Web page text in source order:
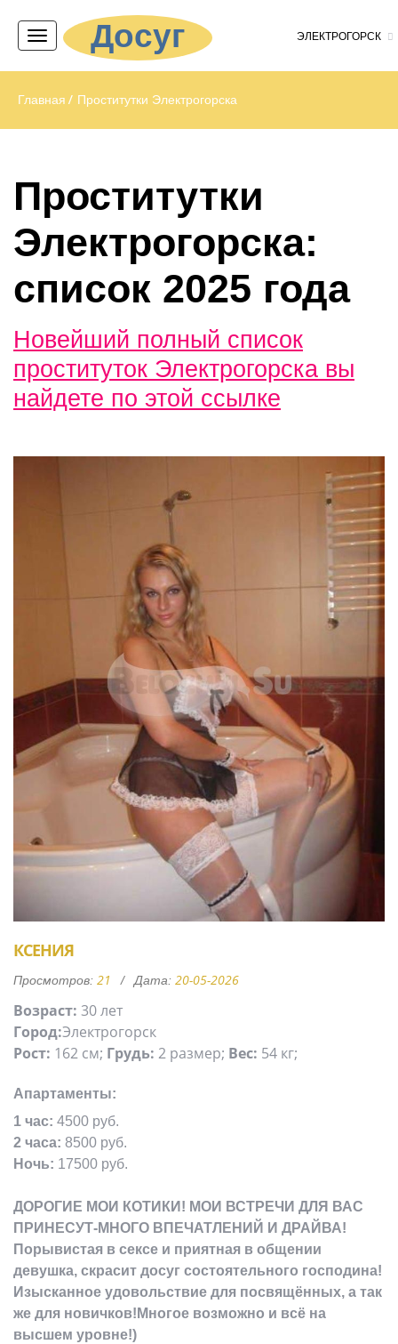
Досуг ЭЛЕКТРОГОРСК
Главная Проститутки Электрогорска
Проститутки
Электрогорска:
список 2025 года
Новейший полный список
проституток Электрогорска вы
найдете по этой ссылке
КСЕНИЯ
Просмотров: 21 Дата: 20-05-2026
Возраст: 30 лет
Город:Электрогорск
Рост: 162 см; Грудь: 2 размер; Вес: 54 кг;
Апартаменты:
1 час: 4500 руб.
2 часа: 8500 руб.
Ночь: 17500 руб.
ДОРОГИЕ МОИ КОТИКИ! МОИ ВСТРЕЧИ ДЛЯ ВАС
ПРИНЕСУТ-МНОГО ВПЕЧАТЛЕНИЙ И ДРАЙВА!
Порывистая в сексе и приятная в общении
девушка, скрасит досуг состоятельного господина!
Изысканное удовольствие для посвящённых, а так
же для новичков!Многое возможно и всё на
высшем уровне!)